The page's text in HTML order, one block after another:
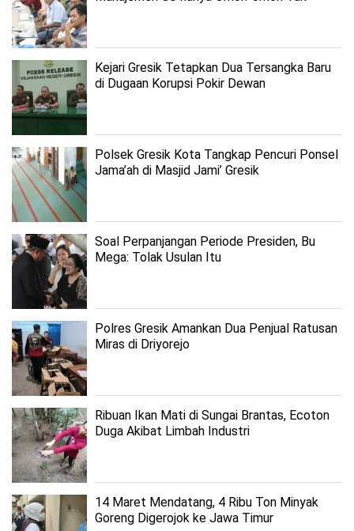
Kejari Gresik Tetapkan Dua Tersangka Baru
di Dugaan Korupsi Pokir Dewan
Polsek Gresik Kota Tangkap Pencuri Ponsel
Jama’ah di Masjid Jami’ Gresik
Soal Perpanjangan Periode Presiden, Bu
Mega: Tolak Usulan Itu
Polres Gresik Amankan Dua Penjual Ratusan
Miras di Driyorejo
Ribuan Ikan Mati di Sungai Brantas, Ecoton
Duga Akibat Limbah Industri
14 Maret Mendatang, 4 Ribu Ton Minyak
Goreng Digerojok ke Jawa Timur